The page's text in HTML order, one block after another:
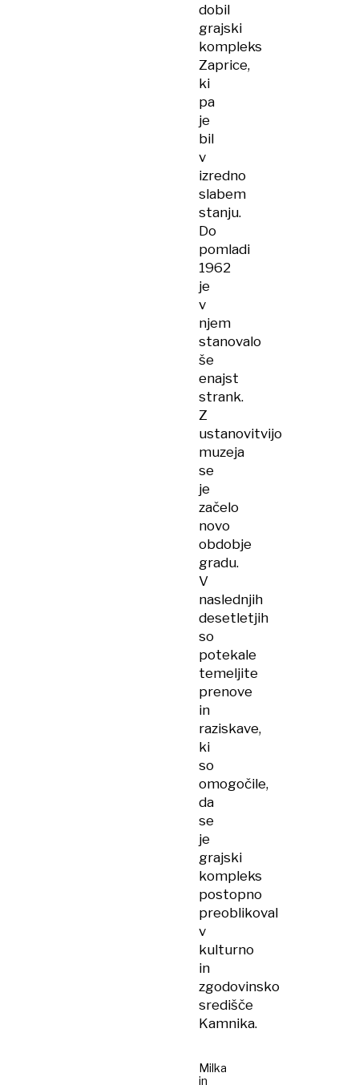
dobil
grajski
kompleks
Zaprice,
ki
pa
je
bil
v
izredno
slabem
stanju.
Do
pomladi
1962
je
v
njem
stanovalo
še
enajst
strank.
Z
ustanovitvijo
muzeja
se
je
začelo
novo
obdobje
gradu.
V
naslednjih
desetletjih
so
potekale
temeljite
prenove
in
raziskave,
ki
so
omogočile,
da
se
je
grajski
kompleks
postopno
preoblikoval
v
kulturno
in
zgodovinsko
središče
Kamnika.
Milka
in